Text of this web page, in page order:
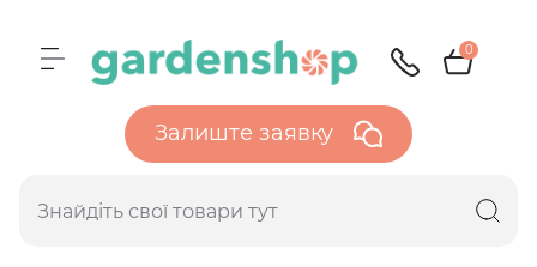
0
Залиште заявку